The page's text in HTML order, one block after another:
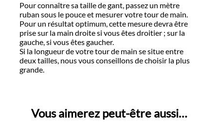
Pour connaître sa taille de gant, passez un mètre
ruban sous le pouce et mesurer votre tour de main.
Pour un résultat optimum, cette mesure devra être
prise sur la main droite si vous êtes droitier ; sur la
gauche, si vous êtes gaucher.
Si la longueur de votre tour de main se situe entre
deux tailles, nous vous conseillons de choisir la plus
grande.
Vous aimerez peut-être aussi…